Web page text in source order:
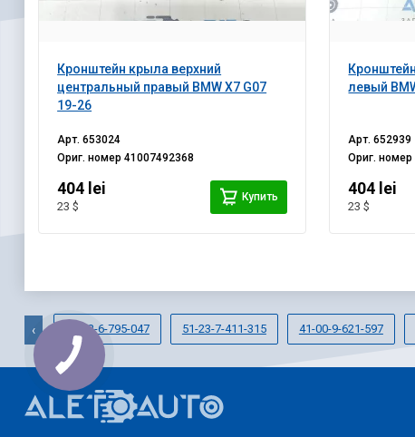
Кронштейн крыла верхний
центральный правый BMW X7 G07
19-26
Арт.653024
Ориг. номер41007492368
404 lei
23 $
Купить
левый
Арт.652939
Ориг. номер
404 lei
23 $
33-32-6-795-047 51-23-7-411-315 41-00-9-621-597
‹